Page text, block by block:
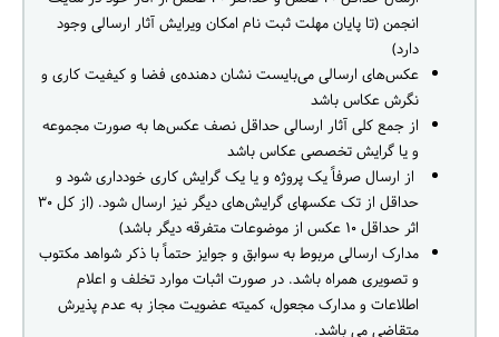
انجمن (تا پایان مهلت ثبت نام امکان ویرایش آثار ارسالی وجود
دارد)
عکس‌های ارسالی می‌بایست نشان دهنده‌ی فضا و کیفیت کاری و
نگرش عکاس باشد‬‬‬
از جمع کلی آثار ارسالی حداقل نصف عکس‌ها به صورت مجموعه
و یا گرایش تخصصی عکاس باشد‬
از ارسال صرفاً یک پروژه و یا یک گرایش کاری خودداری شود و
حداقل از تک عکس‫های گرایش‌های دیگر نیز ارسال شود. (از کل ۳۰
اثر حداقل ۱۰ عکس از موضوعات متفرقه دیگر باشد)‬‬
مدارک ارسالی مربوط به سوابق و جوایز حتماً با ذکر شواهد مکتوب
و تصویری همراه باشد. در صورت اثبات موارد تخلف و اعلام
اطلاعات و مدارک مجعول، کمیته عضویت مجاز به عدم پذیرش
متقاضی می باشد.